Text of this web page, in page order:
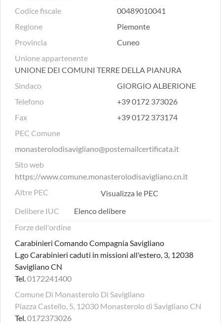
Codice fiscale
00489010041
Regione
Piemonte
Provincia
Cuneo
Unione appartenente
UNIONE DEI COMUNI TERRE DELLA PIANURA
Sindaco
GIORGIO ALBERIONE
Telefono
+39 0172 373026
Fax
+39 0172 373174
PEC Comune
monasterolodisavigliano@postemailcertificata.it
Sito web
https://www.comune.monasterolodisavigliano.cn.it
Altre PEC
Visualizza le PEC
Delibere IUC
Elenco delibere
Forze dell'ordine
Carabinieri Comando Compagnia Savigliano
L.go Carabinieri caduti in missioni all'estero, 3, 12038
Savigliano CN
Tel.0172241400
Comune Di Monasterolo Di Savigliano
Piazza Castello, 5, 12030 Monasterolo di Savigliano CN
Tel.0172373026